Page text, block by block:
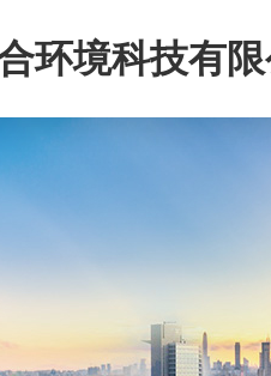
环境科技有